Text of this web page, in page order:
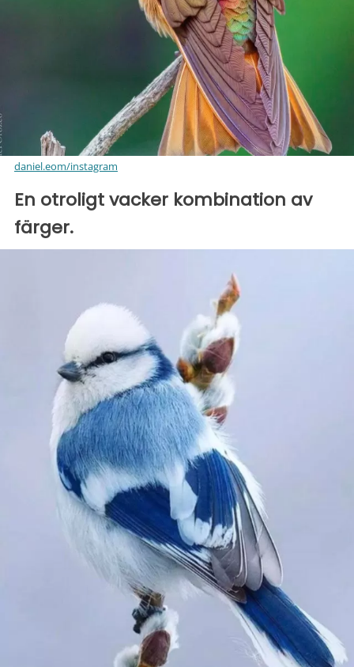
daniel.eom/instagram
En otroligt vacker kombination av
färger.